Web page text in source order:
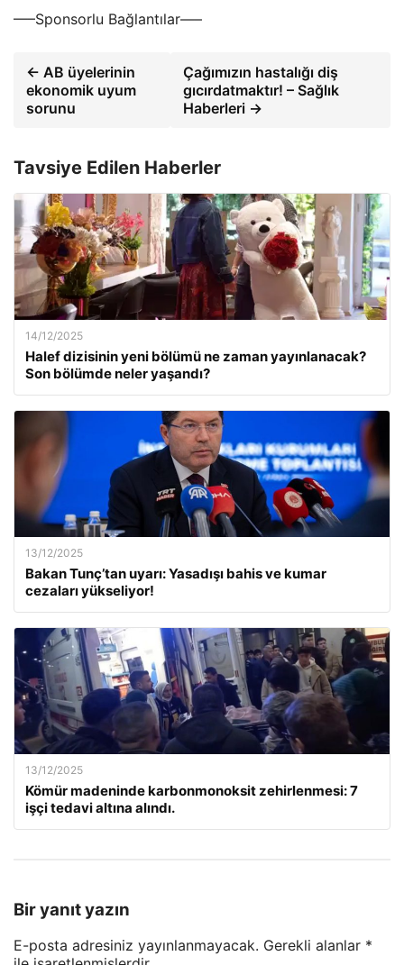
—–Sponsorlu Bağlantılar—–
← AB üyelerinin
ekonomik uyum
sorunu
Çağımızın hastalığı diş
gıcırdatmaktır! – Sağlık
Haberleri →
Tavsiye Edilen Haberler
14/12/2025
Halef dizisinin yeni bölümü ne zaman yayınlanacak?
Son bölümde neler yaşandı?
13/12/2025
Bakan Tunç’tan uyarı: Yasadışı bahis ve kumar
cezaları yükseliyor!
13/12/2025
Kömür madeninde karbonmonoksit zehirlenmesi: 7
işçi tedavi altına alındı.
Bir yanıt yazın
E-posta adresiniz yayınlanmayacak. Gerekli alanlar *